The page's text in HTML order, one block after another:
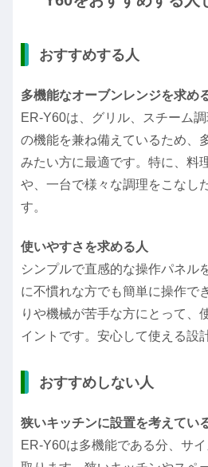
おすすめする人
多機能なオーブンレンジを求め
ER-Y60は、グリル、スチーム
の機能を兼ね備えているため、
みたい方に最適です。特に、料
や、一台で様々な調理をこなし
す。
使いやすさを求める人
シンプルで直感的な操作パネル
に不慣れな方でも簡単に操作で
りや機械が苦手な方にとって、
イントです。安心して使える設
おすすめしない人
狭いキッチンに設置を考えてい
ER-Y60は多機能である分、サ